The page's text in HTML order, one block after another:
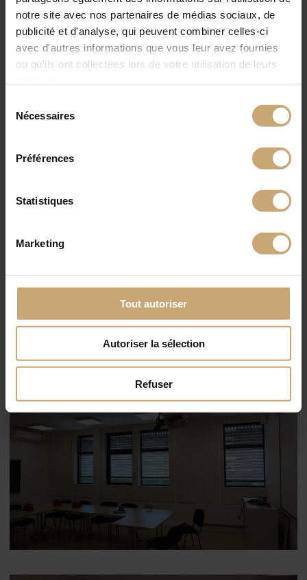
notre site avec nos partenaires de médias sociaux, de
publicité et d'analyse, qui peuvent combiner celles-ci
avec d'autres informations que vous leur avez fournies
ou qu'ils ont collectées lors de votre utilisation de leurs
Nécessaires
Préférences
Statistiques
Marketing
Tout autoriser
Autoriser la sélection
Refuser